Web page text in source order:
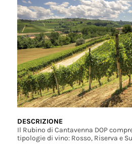
DESCRIZIONE
Il Rubino di Cantavenna DOP
tipologie di vino: Rosso, Riserva e